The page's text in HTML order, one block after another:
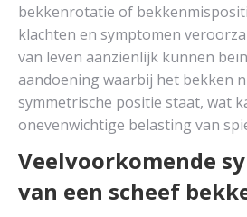
bekkenrotatie of
klachten en symptomen
van leven aanzienlijk kunnen
aandoening waarbij het bekken
symmetrische positie staat, wat
onevenwichtige belasting van
Veelvoorkomende
van een scheef